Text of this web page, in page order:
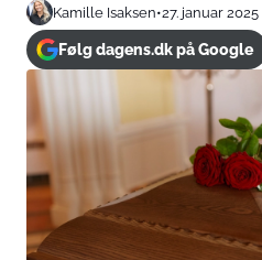
Kamille Isaksen•27. januar 2025
Følg dagens.dk på Google